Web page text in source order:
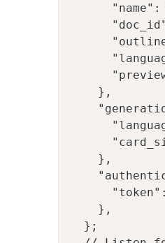
    },
    },
    },
  };